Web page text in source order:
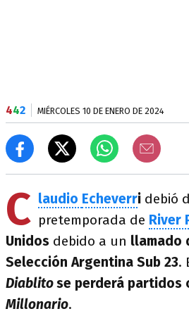
442 MIÉRCOLES 10 DE ENERO DE 2024
C laudio Echeverri debió
pretemporada de River
Unidos debido a un llamado
Selección Argentina Sub 23.
Diablitose perderá partidos
Millonario.